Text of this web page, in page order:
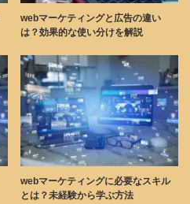
webマーケティングと広告の違い
は？効果的な使い分けを解説
webマーケティングに必要なスキル
とは？未経験から学ぶ方法